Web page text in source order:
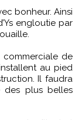
bonheur. Ainsi
engloutie par
commerciale de
au pied
Il faudra
des plus belles